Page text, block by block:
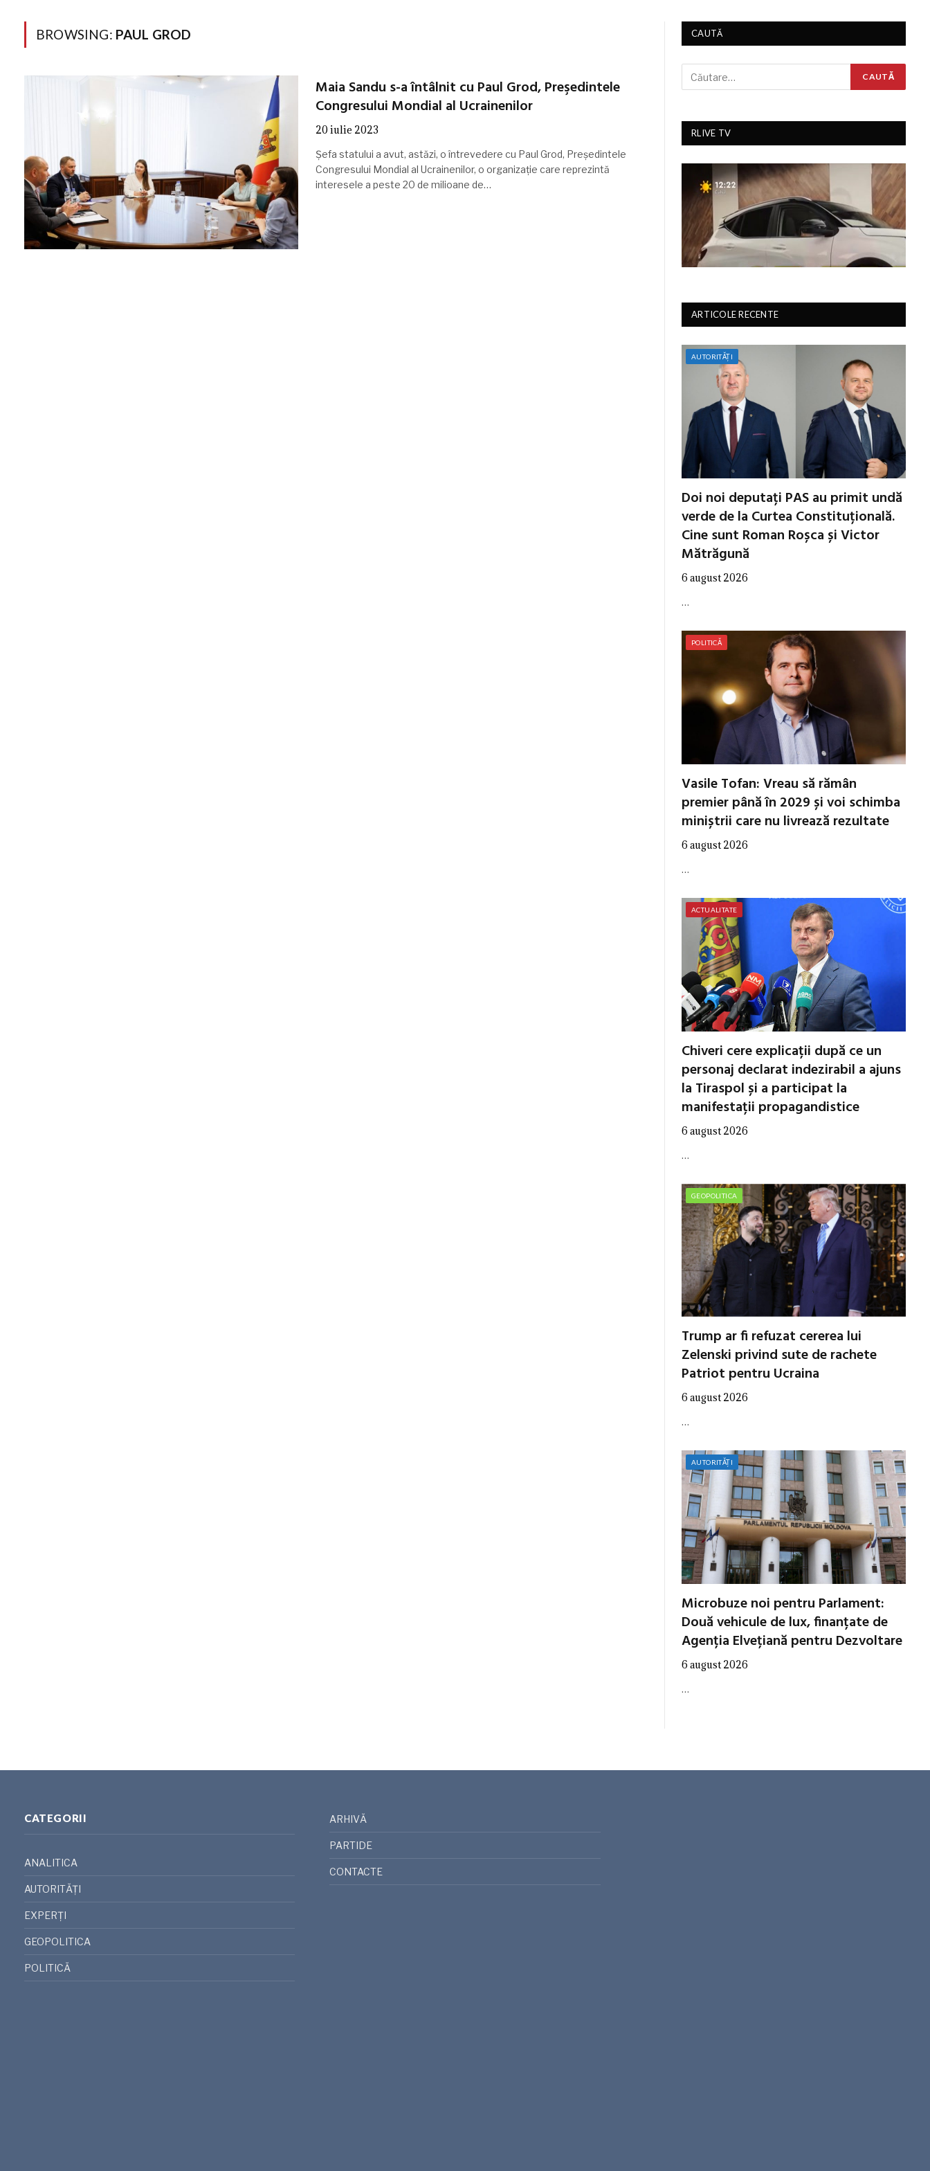
BROWSING: PAUL GROD
Maia Sandu s-a întâlnit cu Paul Grod, Preşedintele
Congresului Mondial al Ucrainenilor
20 iulie 2023
Șefa statului a avut, astăzi, o întrevedere cu Paul Grod, Preşedintele
Congresului Mondial al Ucrainenilor, o organizație care reprezintă
interesele a peste 20 de milioane de…
CAUTĂ
RLIVE TV
ARTICOLE RECENTE
AUTORITĂȚI
Doi noi deputați PAS au primit undă
verde de la Curtea Constituțională.
Cine sunt Roman Roșca și Victor
Mătrăgună
6 august 2026
…
POLITICĂ
Vasile Tofan: Vreau să rămân
premier până în 2029 și voi schimba
miniștrii care nu livrează rezultate
6 august 2026
…
ACTUALITATE
Chiveri cere explicații după ce un
personaj declarat indezirabil a ajuns
la Tiraspol și a participat la
manifestații propagandistice
6 august 2026
…
GEOPOLITICA
Trump ar fi refuzat cererea lui
Zelenski privind sute de rachete
Patriot pentru Ucraina
6 august 2026
…
AUTORITĂȚI
Microbuze noi pentru Parlament:
Două vehicule de lux, finanțate de
Agenția Elvețiană pentru Dezvoltare
6 august 2026
…
CATEGORII
ANALITICA
AUTORITĂȚI
EXPERȚI
GEOPOLITICA
POLITICĂ
ARHIVĂ
PARTIDE
CONTACTE